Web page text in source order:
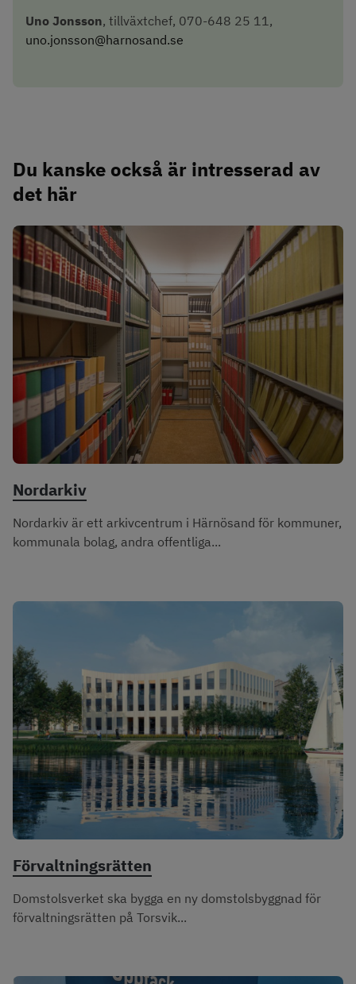
Uno Jonsson
uno.jonsson@harnosand.se
Du kanske också är intresserad av
det här
Nordarkiv
Nordarkiv är ett arkivcentrum i Härnösand för kommuner,
kommunala bolag, andra offentliga...
Förvaltningsrätten
Domstolsverket ska bygga en ny domstolsbyggnad för
förvaltningsrätten på Torsvik...